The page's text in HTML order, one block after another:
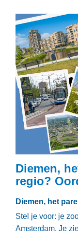
Diemen,
regio?
Diemen, het
Stel je voor: je
Amsterdam. Je